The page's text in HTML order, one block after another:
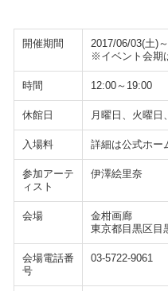
開催期間
2017/06/03(土)
※イベント会期
時間 12:00～19:00
休館日 月曜日、火曜日
入場料 詳細は公式ホー
参加アーテ
ィスト
伊澤絵里奈
会場
金柑画廊
東京都目黒区目
会場電話番
号
03-5722-9061